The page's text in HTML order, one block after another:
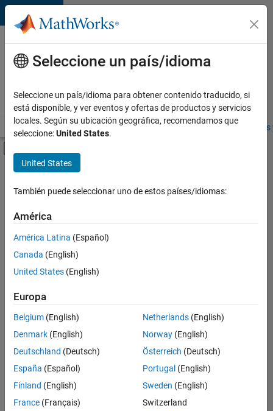
Saltar al contenido
Ofertas
de
empleo
MathWorks
Visión general Búsqueda de empleo Oficinas locales
Contenido principal
FILTRADO POR
Product Marketing
Ordenar por
Guardar
empleos
seleccionados
No se
han
traducido
todos
los
Seleccione un país/idioma
Seleccione un país/idioma para obtener contenido traducido, si
está disponible, y ver eventos y ofertas de productos y servicios
locales. Según su ubicación geográfica, recomendamos que
seleccione:United States.
United States
También puede seleccionar uno de estos países/idiomas:
América
América Latina (Español)
Canada (English)
United States (English)
Europa
Belgium (English)
Denmark (English)
Deutschland (Deutsch)
España (Español)
Finland (English)
France (Français)
Netherlands(English)
Norway(English)
Österreich (Deutsch)
Portugal (English)
Sweden (English)
Switzerland